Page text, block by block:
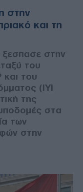
στην
και τη
ξεσπασε στην
του
του
(ΙYI
της
στα
των
στην